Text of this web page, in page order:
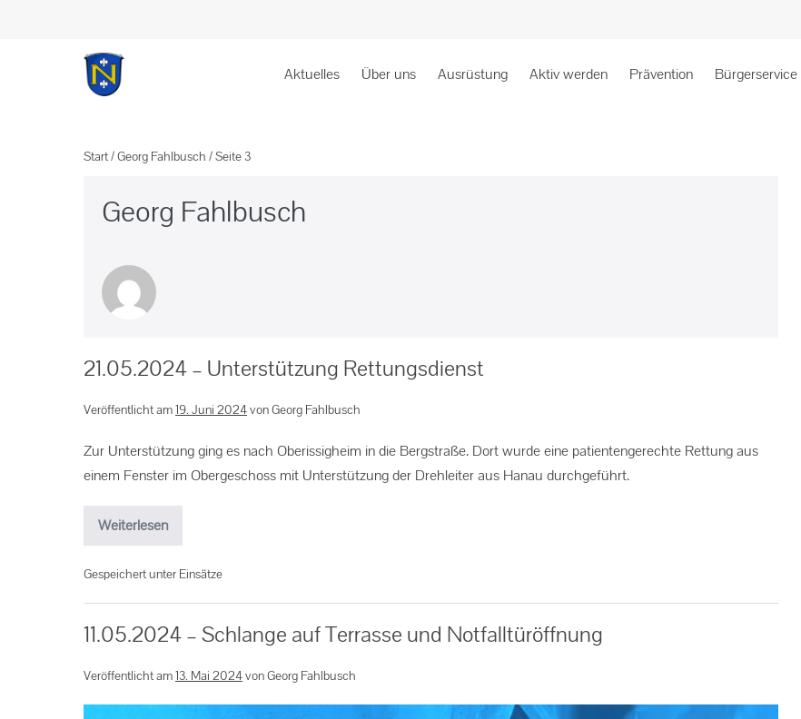
Aktuelles Über uns Ausrüstung Aktiv werden Prävention Bürgerservice
Start/Georg Fahlbusch /Seite 3
Georg Fahlbusch
21.05.2024 – Unterstützung Rettungsdienst
Veröffentlicht am19. Juni 2024vonGeorg Fahlbusch
Zur Unterstützung ging es nach Oberissigheim in die Bergstraße. Dort wurde eine patientengerechte Rettung aus
einem Fenster im Obergeschoss mit Unterstützung der Drehleiter aus Hanau durchgeführt.
Weiterlesen
Gespeichert unter Einsätze
11.05.2024 – Schlange auf Terrasse und Notfalltüröffnung
Veröffentlicht am13. Mai 2024vonGeorg Fahlbusch